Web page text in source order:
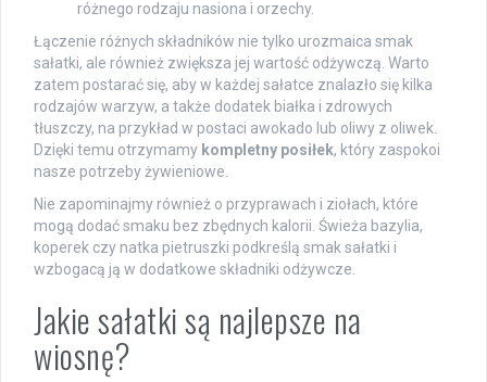
różnego rodzaju nasiona i orzechy.
Łączenie różnych składników nie tylko urozmaica smak
sałatki, ale również zwiększa jej wartość odżywczą. Warto
zatem postarać się, aby w każdej sałatce znalazło się kilka
rodzajów warzyw, a także dodatek białka i zdrowych
tłuszczy, na przykład w postaci awokado lub oliwy z oliwek.
Dzięki temu otrzymamy kompletny posiłek, który zaspokoi
nasze potrzeby żywieniowe.
Nie zapominajmy również o przyprawach i ziołach, które
mogą dodać smaku bez zbędnych kalorii. Świeża bazylia,
koperek czy natka pietruszki podkreślą smak sałatki i
wzbogacą ją w dodatkowe składniki odżywcze.
Jakie sałatki są najlepsze na
wiosnę?